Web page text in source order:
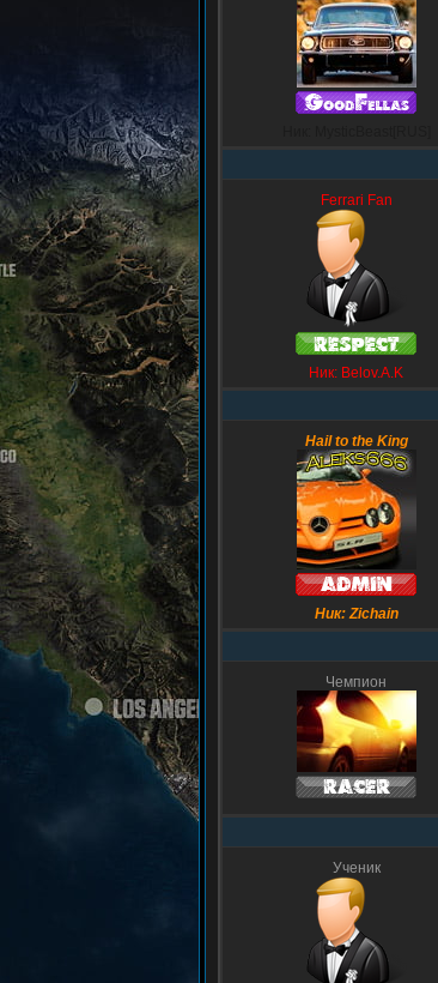
Ferrari Fan
Ник: Belov.A.K
Hail to the King
Ник: Zichain
Чемпион
Ученик